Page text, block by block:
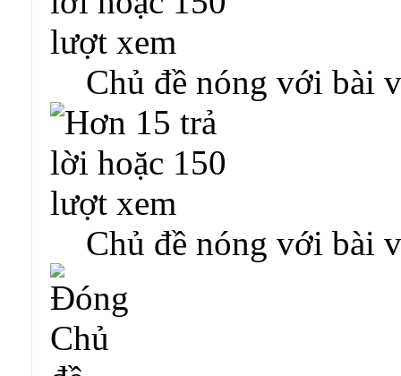
Chủ đề nóng với bài
Chủ đề nóng với bài